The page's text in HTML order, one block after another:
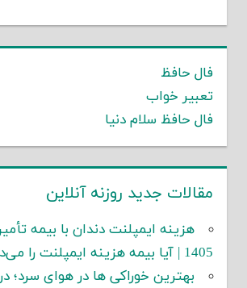
فال حافظ
تعبیر خواب
فال حافظ سلام دنیا
مقالات جدید روزنه آنلاین
هزینه ایمپلنت دندان با بیمه
1405 | آیا بیمه هزینه ایمپلنت را می‌دهد؟
بهترین خوراکی ها در هوای سرد؛